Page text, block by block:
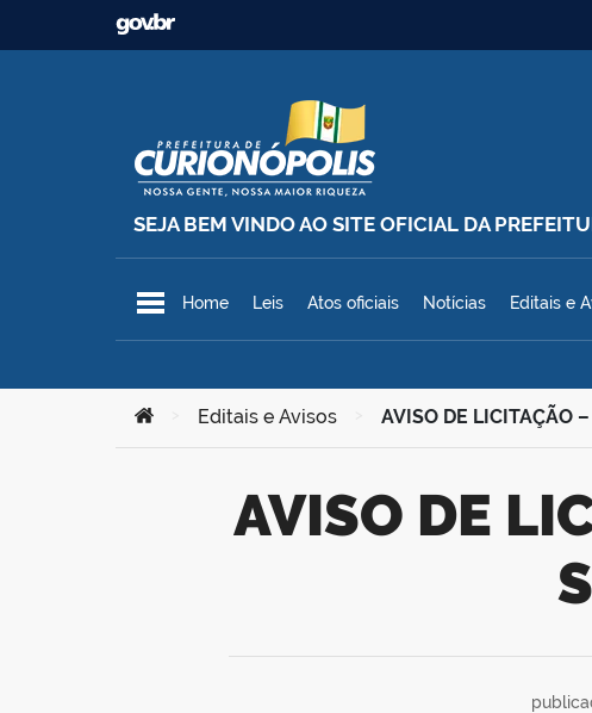
Ir para o conteúdo
SEJA BEM VINDO AO SITE OFICIAL DA
Prefeitura Municipal de Curionópolis
Home Leis Atos oficiais Notícias Editais e
Você está aqui:
Editais e Avisos AVISO DE LICITAÇÃO
AVISO DE LICITAÇÃO – Pregão Eletrônico